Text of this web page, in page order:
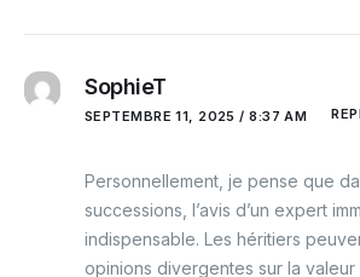
SophieT
SEPTEMBRE 11, 2025 / 8:37 AM
Personnellement, je pense que
successions, l’avis d’un expert
indispensable. Les héritiers
opinions divergentes sur la